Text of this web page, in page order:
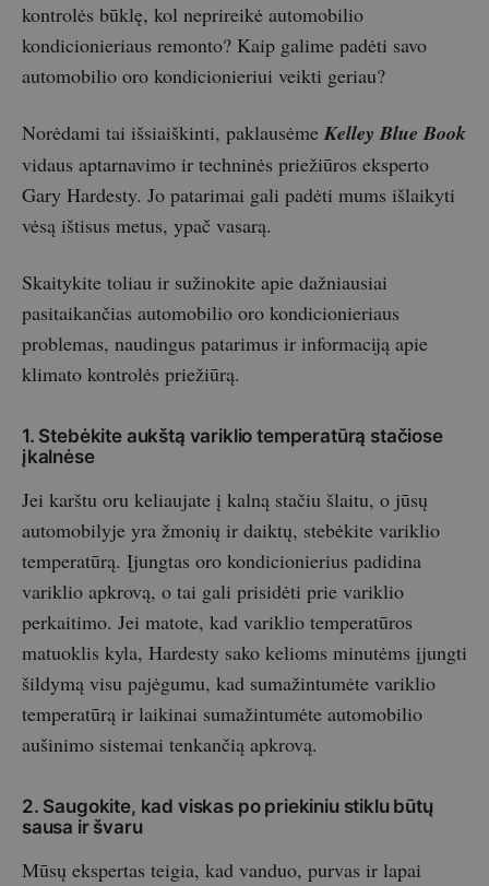
kontrolės būklę, kol neprireikė automobilio
kondicionieriaus remonto? Kaip galime padėti savo
automobilio oro kondicionieriui veikti geriau?
Norėdami tai išsiaiškinti, paklausėme Kelley Blue Book
vidaus aptarnavimo ir techninės priežiūros eksperto
Gary Hardesty. Jo patarimai gali padėti mums išlaikyti
vėsą ištisus metus, ypač vasarą.
Skaitykite toliau ir sužinokite apie dažniausiai
pasitaikančias automobilio oro kondicionieriaus
problemas, naudingus patarimus ir informaciją apie
klimato kontrolės priežiūrą.
1. Stebėkite aukštą variklio temperatūrą stačiose
įkalnėse
Jei karštu oru keliaujate į kalną stačiu šlaitu, o jūsų
automobilyje yra žmonių ir daiktų, stebėkite variklio
temperatūrą. Įjungtas oro kondicionierius padidina
variklio apkrovą, o tai gali prisidėti prie variklio
perkaitimo. Jei matote, kad variklio temperatūros
matuoklis kyla, Hardesty sako kelioms minutėms įjungti
šildymą visu pajėgumu, kad sumažintumėte variklio
temperatūrą ir laikinai sumažintumėte automobilio
aušinimo sistemai tenkančią apkrovą.
2. Saugokite, kad viskas po priekiniu stiklu būtų
sausa ir švaru
Mūsų ekspertas teigia, kad vanduo, purvas ir lapai